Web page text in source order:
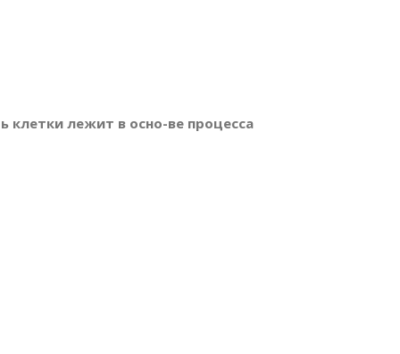
клетки лежит в осно-ве процесса